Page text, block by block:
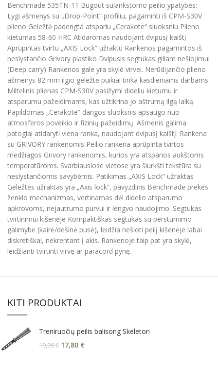
Benchmade 535TN-11 Bugout sulankstomo peilio ypatybės:
Lygi ašmenys su „Drop-Point“ profiliu, pagaminti iš CPM-S30V
plieno Geležtė padengta atspariu „Cerakote“ sluoksniu Plieno
kietumas 58-60 HRC Atidaromas naudojant dvipusį kaištį
Aprūpintas tvirtu „AXIS Lock“ užraktu Rankenos pagamintos iš
neslystančio Grivory plastiko Dvipusis segtukas giliam nešiojimui
(Deep carry) Rankenos gale yra skylė virvei. Nerūdijančio plieno
ašmenys 82 mm ilgio geležtė puikiai tinka kasdieniams darbams.
Miltelinis plienas CPM-S30V pasižymi dideliu kietumu ir
atsparumu pažeidimams, kas užtikrina jo aštrumą ilgą laiką.
Papildomas „Cerakote“ dangos sluoksnis apsaugo nuo
atmosferos poveikio ir fizinių pažeidimų. Ašmenis galima
patogiai atidaryti viena ranka, naudojant dvipusį kaištį. Rankena
su GRIVORY rankenomis Peilio rankena aprūpinta tvirtos
medžiagos Grivory rankenomis, kurios yra atsparios aukštoms
temperatūroms. Svarbiausiose vietose yra šiurkšti tekstūra su
neslystančiomis savybėmis. Patikimas „AXIS Lock“ užraktas
Geležtės užraktas yra „Axis lock“, pavyzdinis Benchmade prekės
ženklo mechanizmas, vertinamas dėl didelio atsparumo
apkrovoms, nejautrumo purvui ir lengvo naudojimo. Segtukas
tvirtinimui kišenėje Kompaktiškas segtukas su perstumimo
galimybe (kairė/dešinė pusė), leidžia nešioti peilį kišenėje labai
diskretiškai, nekrentant į akis. Rankenoje taip pat yra skylė,
leidžianti tvirtinti virvę ar paracord pynę.
KITI PRODUKTAI
Treniruočių peilis balisong Skeleton
19,99€ 17,80 €